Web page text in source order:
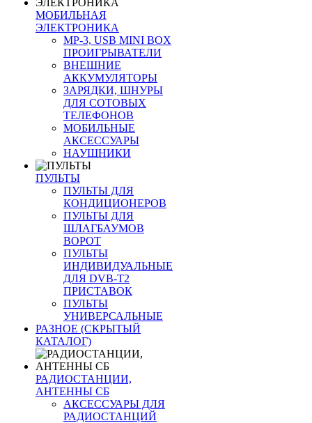
МОБИЛЬНАЯ
ЭЛЕКТРОНИКА
MP-3, USB MINI BOX
ПРОИГРЫВАТЕЛИ
ВНЕШНИЕ
АККУМУЛЯТОРЫ
ЗАРЯДКИ, ШНУРЫ
ДЛЯ СОТОВЫХ
ТЕЛЕФОНОВ
МОБИЛЬНЫЕ
АКСЕССУАРЫ
НАУШНИКИ
ПУЛЬТЫ
ПУЛЬТЫ ДЛЯ
КОНДИЦИОНЕРОВ
ПУЛЬТЫ ДЛЯ
ШЛАГБАУМОВ
ВОРОТ
ПУЛЬТЫ
ИНДИВИДУАЛЬНЫЕ
ДЛЯ DVB-T2
ПРИСТАВОК
ПУЛЬТЫ
УНИВЕРСАЛЬНЫЕ
РАЗНОЕ (СКРЫТЫЙ
КАТАЛОГ)
РАДИОСТАНЦИИ,
АНТЕННЫ CБ
АКСЕССУАРЫ ДЛЯ
РАДИОСТАНЦИЙ